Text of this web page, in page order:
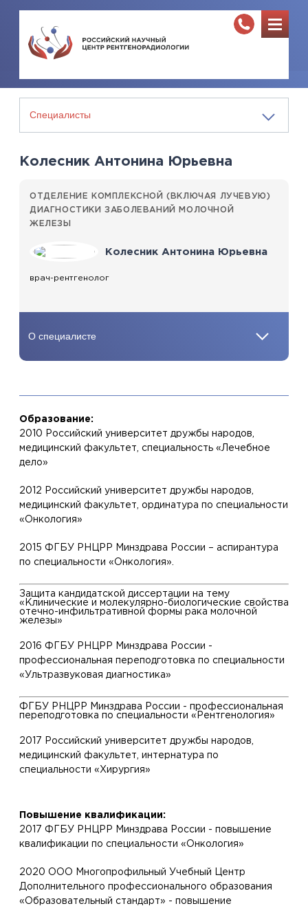
Колесник Антонина Юрьевна
ОТДЕЛЕНИЕ КОМПЛЕКСНОЙ (ВКЛЮЧАЯ ЛУЧЕВУЮ)
ДИАГНОСТИКИ ЗАБОЛЕВАНИЙ МОЛОЧНОЙ
ЖЕЛЕЗЫ
Колесник Антонина Юрьевна
врач-рентгенолог
Образование:
2010 Российский университет дружбы народов,
медицинский факультет, специальность «Лечебное
дело»
2012 Российский университет дружбы народов,
медицинский факультет, ординатура по специальности
«Онкология»
2015 ФГБУ РНЦРР Минздрава России – аспирантура
по специальности «Онкология».
Защита кандидатской диссертации на тему
«Клинические и молекулярно-биологические свойства
отечно-инфильтративной формы рака молочной
железы»
2016 ФГБУ РНЦРР Минздрава России -
профессиональная переподготовка по специальности
«Ультразвуковая диагностика»
ФГБУ РНЦРР Минздрава России - профессиональная
переподготовка по специальности «Рентгенология»
2017 Российский университет дружбы народов,
медицинский факультет, интернатура по
специальности «Хирургия»
Повышение квалификации:
2017 ФГБУ РНЦРР Минздрава России - повышение
квалификации по специальности «Онкология»
2020 ООО Многопрофильный Учебный Центр
Дополнительного профессионального образования
«Образовательный стандарт» - повышение